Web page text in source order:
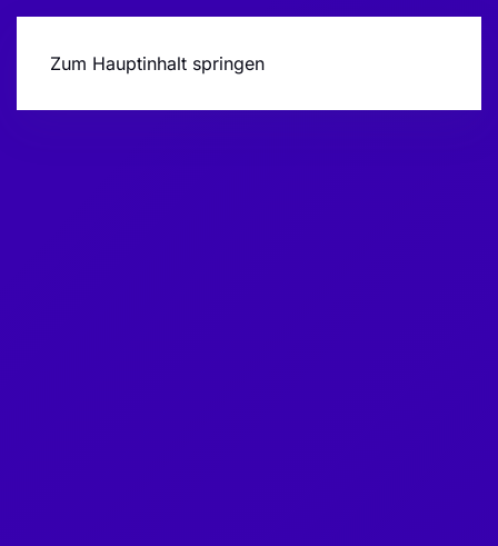
Zum Hauptinhalt springen